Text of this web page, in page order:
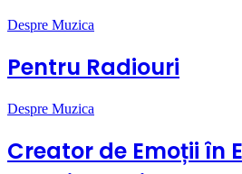
Despre Muzica
Pentru Radiouri
Despre Muzica
Creator de Emoții în